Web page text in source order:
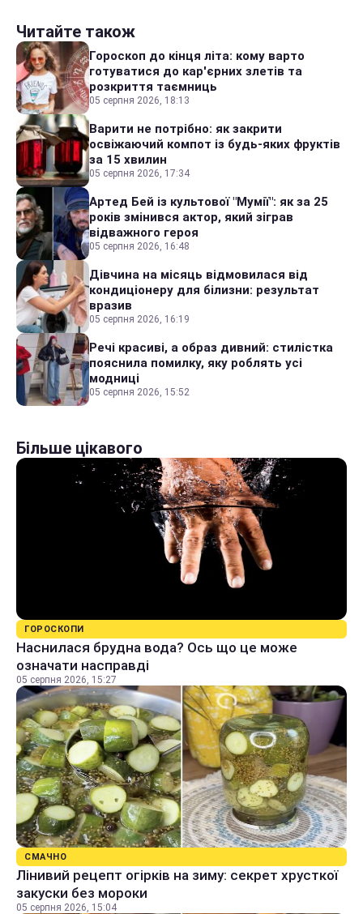
Читайте також
Гороскоп до кінця літа: кому варто
готуватися до кар'єрних злетів та
розкриття таємниць
05 серпня 2026, 18:13
Варити не потрібно: як закрити
освіжаючий компот із будь-яких фруктів
за 15 хвилин
05 серпня 2026, 17:34
Артед Бей із культової "Мумії": як за 25
років змінився актор, який зіграв
відважного героя
05 серпня 2026, 16:48
Дівчина на місяць відмовилася від
кондиціонеру для білизни: результат
вразив
05 серпня 2026, 16:19
Речі красиві, а образ дивний: стилістка
пояснила помилку, яку роблять усі
модниці
05 серпня 2026, 15:52
Більше цікавого
ГОРОСКОПИ
Наснилася брудна вода? Ось що це може
означати насправді
05 серпня 2026, 15:27
СМАЧНО
Лінивий рецепт огірків на зиму: секрет хрусткої
закуски без мороки
05 серпня 2026, 15:04